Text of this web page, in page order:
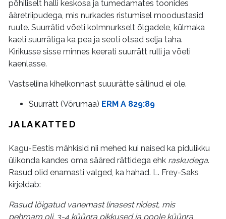
põhiliselt halli keskosa ja tumedamates toonides
ääretriipudega, mis nurkades ristumisel moodustasid
ruute. Suurrätid võeti kolmnurkselt õlgadele, külmaka
kaeti suurrätiga ka pea ja seoti otsad selja taha.
Kirikusse sisse minnes keerati suurrätt rulli ja võeti
kaenlasse.
Vastseliina kihelkonnast suuurätte säilinud ei ole.
Suurrätt (Võrumaa) ERM A 829:89
JALAKATTED
Kagu-Eestis mähkisid nii mehed kui naised ka pidulikku
ülikonda kandes oma sääred rättidega ehk raskudega.
Rasud olid enamasti valged, ka hahad. L. Frey-Saks
kirjeldab:
Rasud lõigatud vanemast linasest riidest, mis
pehmam oli. 3-4 küünra pikkused ja poole küünra